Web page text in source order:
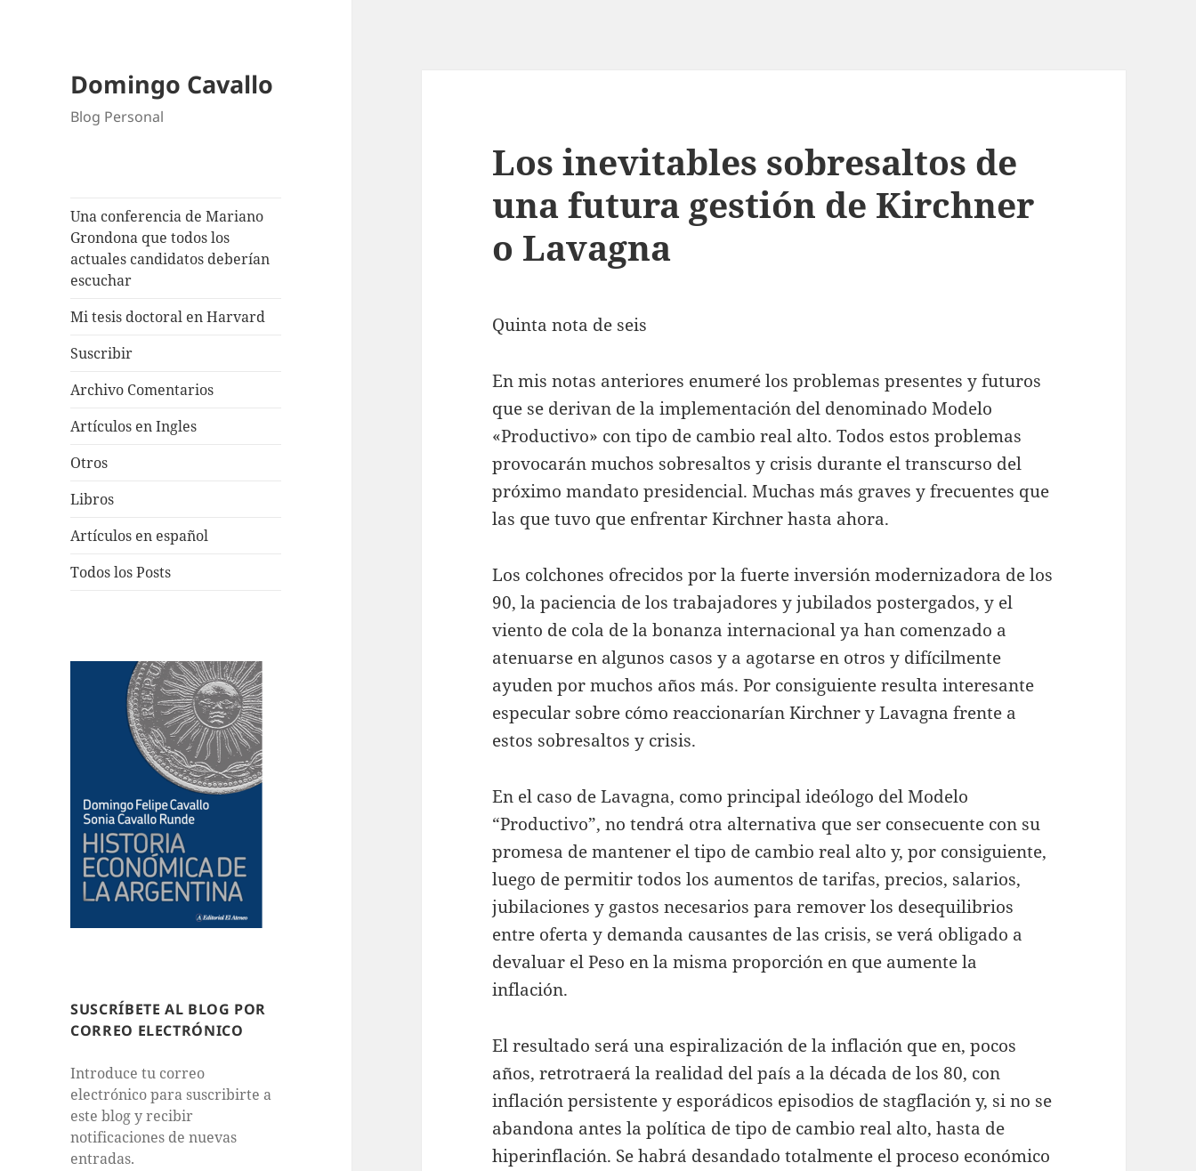
Domingo Cavallo
Blog Personal
Una conferencia de Mariano
Grondona que todos los
actuales candidatos deberían
escuchar
Mi tesis doctoral en Harvard
Suscribir
Archivo Comentarios
Artículos en Ingles
Otros
Libros
Artículos en español
Todos los Posts
SUSCRÍBETE AL BLOG POR
CORREO ELECTRÓNICO
Introduce tu correo
electrónico para suscribirte a
este blog y recibir
notificaciones de nuevas
entradas.
Los inevitables sobresaltos de
una futura gestión de Kirchner
o Lavagna
Quinta nota de seis
En mis notas anteriores enumeré los problemas presentes y futuros
que se derivan de la implementación del denominado Modelo
«Productivo» con tipo de cambio real alto. Todos estos problemas
provocarán muchos sobresaltos y crisis durante el transcurso del
próximo mandato presidencial. Muchas más graves y frecuentes que
las que tuvo que enfrentar Kirchner hasta ahora.
Los colchones ofrecidos por la fuerte inversión modernizadora de los
90, la paciencia de los trabajadores y jubilados postergados, y el
viento de cola de la bonanza internacional ya han comenzado a
atenuarse en algunos casos y a agotarse en otros y difícilmente
ayuden por muchos años más. Por consiguiente resulta interesante
especular sobre cómo reaccionarían Kirchner y Lavagna frente a
estos sobresaltos y crisis.
En el caso de Lavagna, como principal ideólogo del Modelo
“Productivo”, no tendrá otra alternativa que ser consecuente con su
promesa de mantener el tipo de cambio real alto y, por consiguiente,
luego de permitir todos los aumentos de tarifas, precios, salarios,
jubilaciones y gastos necesarios para remover los desequilibrios
entre oferta y demanda causantes de las crisis, se verá obligado a
devaluar el Peso en la misma proporción en que aumente la
inflación.
El resultado será una espiralización de la inflación que en, pocos
años, retrotraerá la realidad del país a la década de los 80, con
inflación persistente y esporádicos episodios de stagflación y, si no se
abandona antes la política de tipo de cambio real alto, hasta de
hiperinflación. Se habrá desandado totalmente el proceso económico